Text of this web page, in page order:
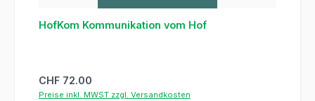
HofKom Kommunikation vom Hof
Regulärer Preis:
CHF 72.00
Preise inkl. MWST zzgl. Versandkosten